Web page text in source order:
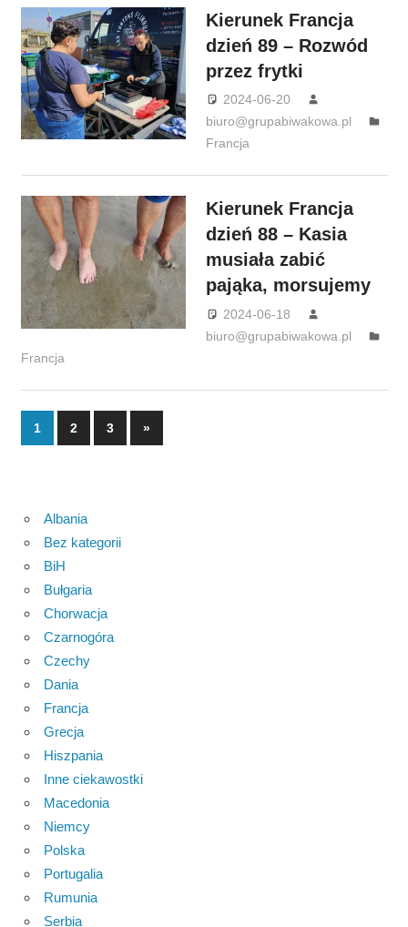
Kierunek Francja
dzień 89 – Rozwód
przez frytki
2024-06-20
biuro@grupabiwakowa.pl
Francja
Kierunek Francja
dzień 88 – Kasia
musiała zabić
pająka, morsujemy
2024-06-18
biuro@grupabiwakowa.pl
Francja
Stronicowanie
1 2 3
Next
Posts
»
Albania
Bez kategorii
BiH
Bułgaria
Chorwacja
Czarnogóra
Czechy
Dania
Francja
Grecja
Hiszpania
Inne ciekawostki
Macedonia
Niemcy
Polska
Portugalia
Rumunia
Serbia